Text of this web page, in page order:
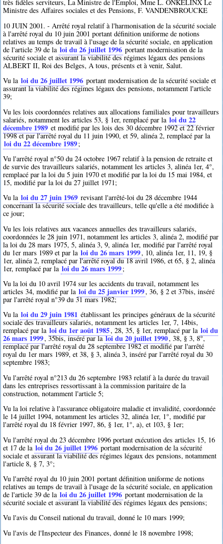
très fidèles serviteurs, La Ministre de l'Emploi, Mme L. ONKELINX Le
Ministre des Affaires sociales et des Pensions, F. VANDENBROUCKE
10 JUIN 2001. - Arrêté royal relatif à l'harmonisation de la sécurité sociale
à l'arrêté royal du 10 juin 2001 portant définition uniforme de notions
relatives au temps de travail à l'usage de la sécurité sociale, en application
de l'article 39 de la loi du 26 juillet 1996 portant modernisation de la
sécurité sociale et assurant la viabilité des régimes légaux des pensions
ALBERT II, Roi des Belges, A tous, présents et à venir, Salut.
Vu la loi du 26 juillet 1996 portant modernisation de la sécurité sociale et
assurant la viabilité des régimes légaux des pensions, notamment l'article
39;
Vu les lois coordonnées relatives aux allocations familiales pour travailleurs
salariés, notamment les articles 53, § 1er, remplacé par la loi du 22
décembre 1989 et modifié par les lois des 30 décembre 1992 et 22 février
1998 et par l'arrêté royal du 11 juin 1990, et 59, alinéa 2, remplacé par la
loi du 22 décembre 1989;
Vu l'arrêté royal n°50 du 24 octobre 1967 relatif à la pension de retraite et
de survie des travailleurs salariés, notamment les articles 3, alinéa 1er, 4°,
remplacé par la loi du 5 juin 1970 et modifié par la loi du 15 mai 1984, et
15, modifié par la loi du 27 juillet 1971;
Vu la loi du 27 juin 1969 revisant l'arrêté-loi du 28 décembre 1944
concernant la sécurité sociale des travailleurs, telle qu'elle a été modifiée à
ce jour;
Vu les lois relatives aux vacances annuelles des travailleurs salariés,
coordonnées le 28 juin 1971, notamment les articles 3, alinéa 2, modifié par
la loi du 28 mars 1975, 5, alinéa 3, 9, alinéa 1er, modifié par l'arrêté royal
du 1er mars 1989 et par la loi du 26 mars 1999, 10, alinéa 1er, 11, 19, §
1er, alinéa 2, remplacé par l'arrêté royal du 18 avril 1986, et 65, § 2, alinéa
1er, remplacé par la loi du 26 mars 1999;
Vu la loi du 10 avril 1974 sur les accidents du travail, notamment les
articles 34, modifié par la loi du 25 janvier 1999, 36, § 2 et 37bis, inséré
par l'arrêté royal n°39 du 31 mars 1982;
Vu la loi du 29 juin 1981 établissant les principes généraux de la sécurité
sociale des travailleurs salariés, notamment les articles 1er, 7, 14bis,
remplacé par la loi du 1er août 1985, 28, 35, § 1er, remplacé par la loi du
26 mars 1999, 35bis, inséré par laloi du 20 juillet 1990, 38, § 3, 8°,
remplacé par l'arrêté royal du 28 septembre 1982 et modifié par l'arrêté
royal du 1er mars 1989, et 38, § 3, alinéa 3, inséré par l'arrêté royal du 30
septembre 1983;
Vu l'arrêté royal n°213 du 26 septembre 1983 relatif à la durée du travail
dans les entreprises ressortissant à la commission paritaire de la
construction, notamment l'article 5;
Vu la loi relative à l'assurance obligatoire maladie et invalidité, coordonnée
le 14 juillet 1994, notamment les articles 32, alinéa 1er, 1°, modifié par
l'arrêté royal du 18 février 1997, 86, § 1er, 1°, a), et 103, § 1er;
Vu l'arrêté royal du 23 décembre 1996 portant exécution des articles 15, 16
et 17 de la loi du 26 juillet 1996 portant modernisation de la sécurité
sociale et assurant la viabilité des régimes légaux des pensions, notamment
l'article 8, § 7, 3°;
Vu l'arrêté royal du 10 juin 2001 portant définition uniforme de notions
relatives au temps de travail à l'usage de la sécurité sociale, en application
de l'article 39 de la loi du 26 juillet 1996 portant modernisation de la
sécurité sociale et assurant la viabilité des régimes légaux des pensions;
Vu l'avis du Conseil national du travail, donné le 10 mars 1999;
Vu l'avis de l'Inspecteur des Finances, donné le 18 novembre 1998;